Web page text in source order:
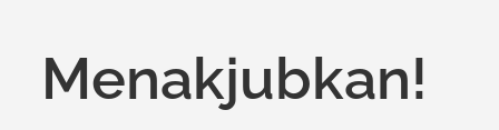
Menakjubkan!